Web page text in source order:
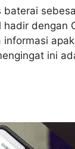
baterai
hadir dengan
ini